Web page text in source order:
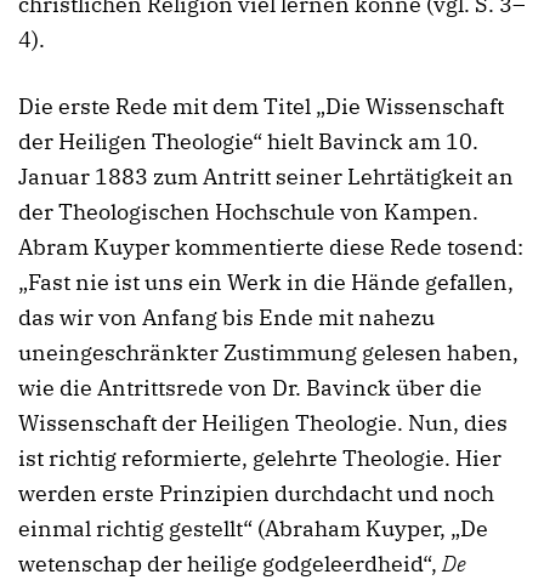
4).
Die erste Rede mit dem Titel „Die Wissenschaft
der Heiligen Theologie“ hielt Bavinck am 10.
Januar 1883 zum Antritt seiner Lehrtätigkeit an
der Theologischen Hochschule von Kampen.
Abram Kuyper kommentierte diese Rede tosend:
„Fast nie ist uns ein Werk in die Hände gefallen,
das wir von Anfang bis Ende mit nahezu
uneingeschränkter Zustimmung gelesen haben,
wie die Antrittsrede von Dr. Bavinck über die
Wissenschaft der Heiligen Theologie. Nun, dies
ist richtig reformierte, gelehrte Theologie. Hier
werden erste Prinzipien durchdacht und noch
einmal richtig gestellt“ (Abraham Kuyper, „De
wetenschap der heilige godgeleerdheid“,De